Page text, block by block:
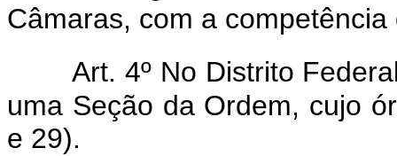
Câmaras, com a
Art. 4º No Distrito
uma Seção da Ordem, cujo
e 29).